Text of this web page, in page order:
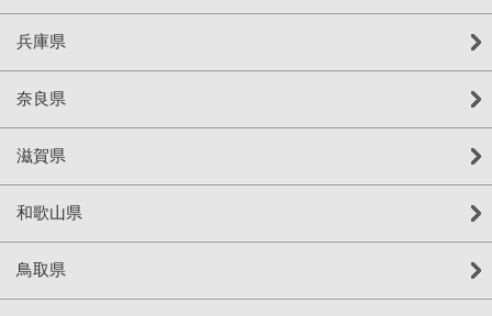
兵庫県
奈良県
滋賀県
和歌山県
鳥取県